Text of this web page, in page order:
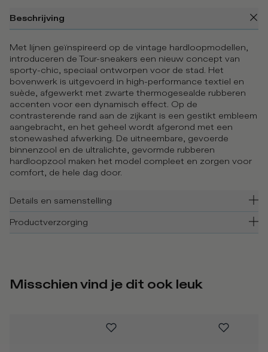
Beschrijving
Met lijnen geïnspireerd op de vintage hardloopmodellen,
introduceren de Tour-sneakers een nieuw concept van
sporty-chic, speciaal ontworpen voor de stad. Het
bovenwerk is uitgevoerd in high-performance textiel en
suède, afgewerkt met zwarte thermogesealde rubberen
accenten voor een dynamisch effect. Op de
contrasterende rand aan de zijkant is een gestikt embleem
aangebracht, en het geheel wordt afgerond met een
stonewashed afwerking. De uitneembare, gevoerde
binnenzool en de ultralichte, gevormde rubberen
hardloopzool maken het model compleet en zorgen voor
comfort, de hele dag door.
Details en samenstelling
Productverzorging
Misschien vind je dit ook leuk